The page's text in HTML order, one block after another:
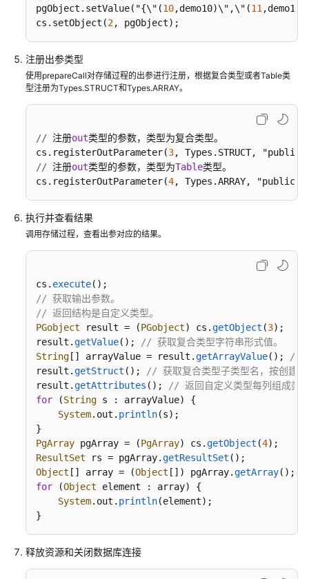
配
置
扩
佳
实
践
份
恢
复
佳
实
践
GaussDB
指
标
告
警
置
建
灾
实
践
pgObject.setValue("{\"(10,demo10)\",\"(11
cs.setObject(2, pgObject);
注册出参类型
使用prepareCall对存储过程的出参进行注册，根据复合类型或者Table类
型注册为Types.STRUCT和Types.ARRAY。
// 注册out类型的参数，类型为复合类型。
cs.registerOutParameter(3
// 注册out类型的参数，类型为Table类型。
cs.registerOutParameter(4, Types.ARRAY,
执行并查看结果
调用存储过程，查看出参对应的结果。
cs. execute
// 获取输出参数。
// 返回结构是自定义类型。
PGobject result = (PGobject) cs.getObject (3);
result.getValue();
// 获取复合类型字符串形式值。
String [] arrayValue = result.getArrayValue();
//
result.getStruct ();
// 获取复合类型子类型名，按创建顺
result.getAttributes ();
// 返回自定义类型每列组成类
for (String s : arrayValue) {
System. out . println(s);
PgArray pgArray = (PgArray) cs.getObject (4
ResultSet rs = pgArray.getResultSet
Object [] array = (Object []) pgArray.getArray
for (Object element : array) {
System. out . println(element);
}
释放资源和关闭数据库连接